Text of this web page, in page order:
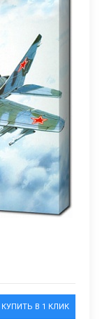
КУПИТЬ В 1 КЛИК